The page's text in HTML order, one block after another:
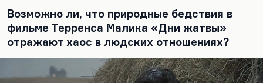
Возможно ли, что природные бедствия в
фильме Терренса Малика «Дни жатвы»
отражают хаос в людских отношениях?